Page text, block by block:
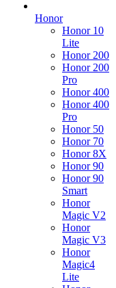
Honor
Honor 10
Lite
Honor 200
Honor 200
Pro
Honor 400
Honor 400
Pro
Honor 50
Honor 70
Honor 8X
Honor 90
Honor 90
Smart
Honor
Magic V2
Honor
Magic V3
Honor
Magic4
Lite